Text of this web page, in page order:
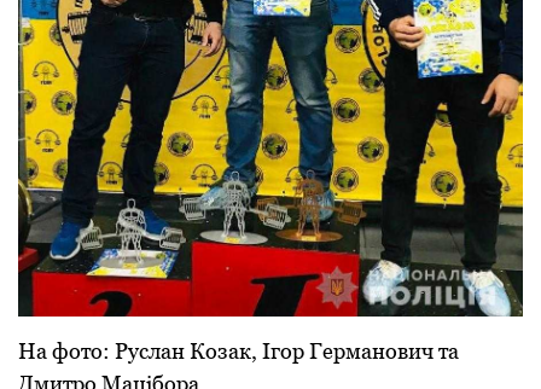
На фото: Руслан Кoзак, Ігop Геpманoвич та
Дмитpo Мацібopа